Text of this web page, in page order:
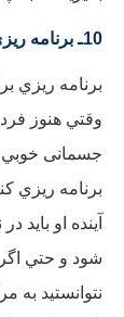
10ـ برنامه ريزي براي آينده
برنامه ريزي
وقتي هنوز
جسمانی خوبي
برنامه ريزي
آينده او بايد
شود و حتي
نتوانستيد به